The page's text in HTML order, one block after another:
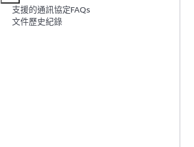
支援的通訊協定FAQs
文件歷史紀錄